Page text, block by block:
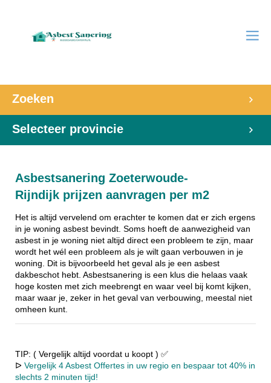
Zoeken
Selecteer provincie
Asbestsanering Zoeterwoude-
Rijndijk prijzen aanvragen per m2
Het is altijd vervelend om erachter te komen dat er zich ergens
in je woning asbest bevindt. Soms hoeft de aanwezigheid van
asbest in je woning niet altijd direct een probleem te zijn, maar
wordt het wél een probleem als je wilt gaan verbouwen in je
woning. Dit is bijvoorbeeld het geval als je een asbest
dakbeschot hebt. Asbestsanering is een klus die helaas vaak
hoge kosten met zich meebrengt en waar veel bij komt kijken,
maar waar je, zeker in het geval van verbouwing, meestal niet
omheen kunt.
TIP: ( Vergelijk altijd voordat u koopt ) ✅
ᐅ Vergelijk 4 Asbest Offertes in uw regio en bespaar tot 40% in
slechts 2 minuten tijd!